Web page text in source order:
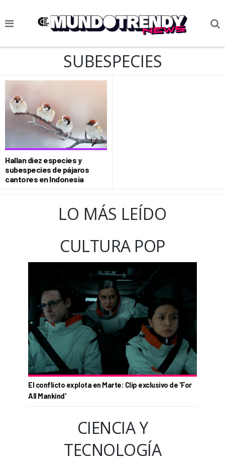
NOTICIAS
VIDA
SOCIEDAD
CULTURIZANDO.COM
SUBESPECIES
Hallan diez especies y
subespecies de pájaros
cantores en Indonesia
LO MÁS LEÍDO
CULTURA POP
El conflicto explota en Marte: Clip exclusivo de 'For
All Mankind'
CIENCIA Y
TECNOLOGÍA